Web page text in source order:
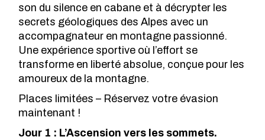
son du silence en cabane et à décrypter les
secrets géologiques des Alpes avec un
accompagnateur en montagne passionné.
Une expérience sportive où l’effort se
transforme en liberté absolue, conçue pour les
amoureux de la montagne.
Places limitées – Réservez votre évasion
maintenant !
Jour 1 : L’Ascension vers les sommets.